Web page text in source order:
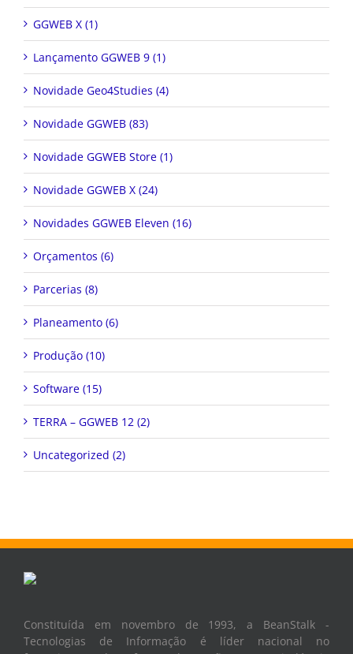
GGWEB X (1)
Lançamento GGWEB 9 (1)
Novidade Geo4Studies (4)
Novidade GGWEB (83)
Novidade GGWEB Store (1)
Novidade GGWEB X (24)
Novidades GGWEB Eleven (16)
Orçamentos (6)
Parcerias (8)
Planeamento (6)
Produção (10)
Software (15)
TERRA – GGWEB 12 (2)
Uncategorized (2)
Constituída em novembro de 1993, a BeanStalk -
Tecnologias de Informação é líder nacional no